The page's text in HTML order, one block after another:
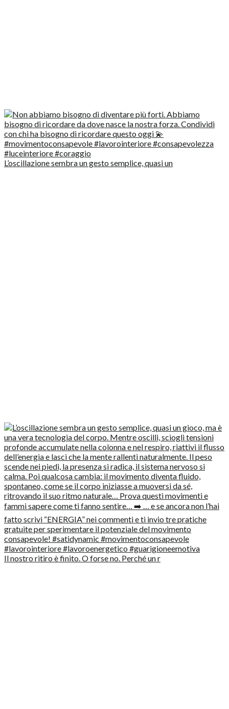
L’oscillazione sembra un gesto semplice, quasi un
Il nostro ritiro è finito. O forse no. Perché un r